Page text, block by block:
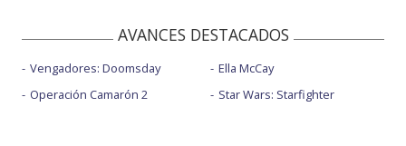
AVANCES DESTACADOS
Vengadores: Doomsday
Operación Camarón 2
Ella McCay
Star Wars: Starfighter